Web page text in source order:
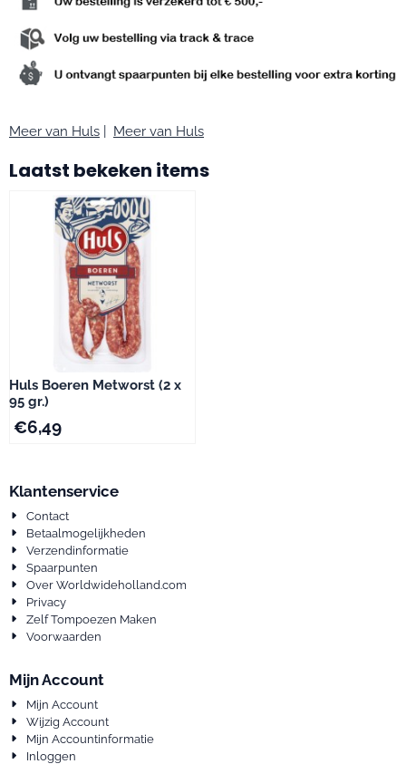
Meer van Huls Meer van Huls
Laatst bekeken items
Huls Boeren Metworst (2 x
95 gr.)
€6,49
Klantenservice
Contact
Betaalmogelijkheden
Verzendinformatie
Spaarpunten
Over Worldwideholland.com
Privacy
Zelf Tompoezen Maken
Voorwaarden
Mijn Account
Mijn Account
Wijzig Account
Mijn Accountinformatie
Inloggen